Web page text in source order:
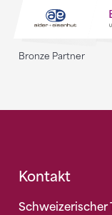
Bronze Partner
Fusszeile
Kontakt
Schweizerischer